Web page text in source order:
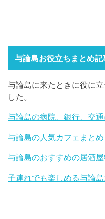
与論島お役立ちまとめ記
与論島に来たときに役に
した。
与論島の病院、銀行、交通
与論島の人気カフェまとめ
与論島のおすすめの居酒
子連れでも楽しめる与論